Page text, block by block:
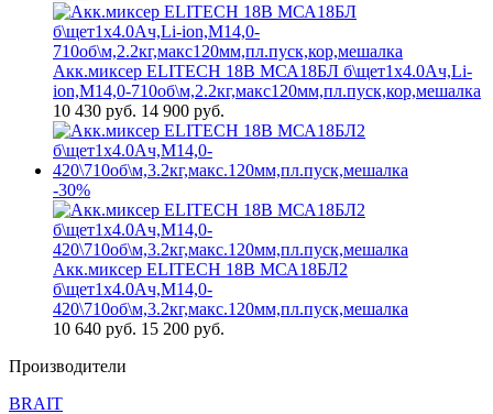
Акк.миксер ELITECH 18В МСА18БЛ б\щет1х4.0Ач,Li-
ion,М14,0-710об\м,2.2кг,макс120мм,пл.пуск,кор,мешалка
10 430 руб. 14 900 руб.
-30%
Акк.миксер ELITECH 18В МСА18БЛ2
б\щет1х4.0Ач,М14,0-
420\710об\м,3.2кг,макс.120мм,пл.пуск,мешалка
10 640 руб. 15 200 руб.
Производители
BRAIT